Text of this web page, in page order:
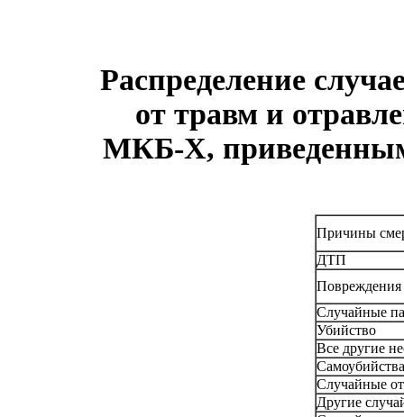
Распределение
от травм и
МКБ-Х, приведенным
Причины
ДТП
Повреждения
Случайные
Убийство
Все другие
Самоубийства
Случайные
Другие